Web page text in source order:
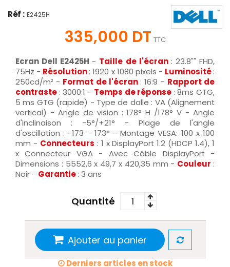
Réf : E2425H
335,000 DT TTC
Ecran Dell E2425H - Taille de l'écran : 23.8"" FHD,
75Hz - Résolution: 1920 x 1080 pixels - Luminosité:
250cd/m² - Format de l'écran : 16:9 - Rapport de
contraste : 3000:1 - Temps de réponse : 8ms GTG,
5 ms GTG (rapide) - Type de dalle : VA (Alignement
vertical) - Angle de vision : 178° H /178° V - Angle
d'inclinaison : -5°/+21° - Plage de l'angle
d'oscillation : -173 - 173° - Montage VESA: 100 x 100
mm - Connecteurs : 1 x DisplayPort 1.2 (HDCP 1.4), 1
x Connecteur VGA - Avec Câble DisplayPort -
Dimensions : 5552,6 x 49,7 x 420,35 mm - Couleur :
Noir - Garantie: 3 ans
Quantité
Ajouter au panier
Derniers articles en stock